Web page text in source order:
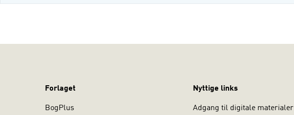
Forlaget
BogPlus
Nyttige links
Adgang til digitale materialer